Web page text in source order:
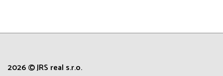
2026 © JRS real s.r.o.